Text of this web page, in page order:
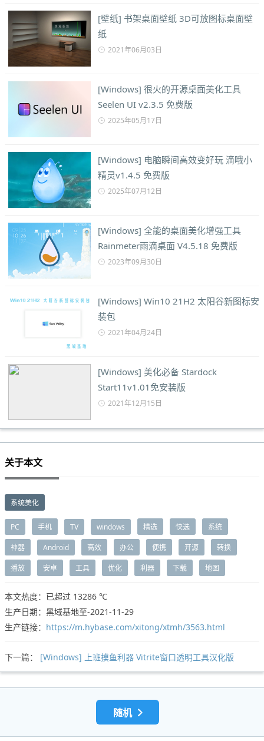
[壁纸] 书架桌面壁纸 3D可放图标桌面壁
纸
2021年06月03日
[Windows] 很火的开源桌面美化工具
Seelen UI v2.3.5 免费版
2025年05月17日
[Windows] 电脑瞬间高效变好玩 滴哦小
精灵v1.4.5 免费版
2025年07月12日
[Windows] 全能的桌面美化增强工具
Rainmeter雨滴桌面 V4.5.18 免费版
2023年09月30日
[Windows] Win10 21H2 太阳谷新图标安
装包
2021年04月24日
[Windows] 美化必备 Stardock
Start11v1.01免安装版
2021年12月15日
关于本文
系统美化
PC 手机 TV windows 精选 快选 系统
神器 Android 高效 办公 便携 开源 转换
播放 安卓 工具 优化 利器 下载 地图
本文热度：已超过 13286 ℃
生产日期：黑域基地至-2021-11-29
生产链接： https://m.hybase.com/xitong/xtmh/3563.html
下一篇： [Windows] 上班摸鱼利器 Vitrite窗口透明工具汉化版
随机